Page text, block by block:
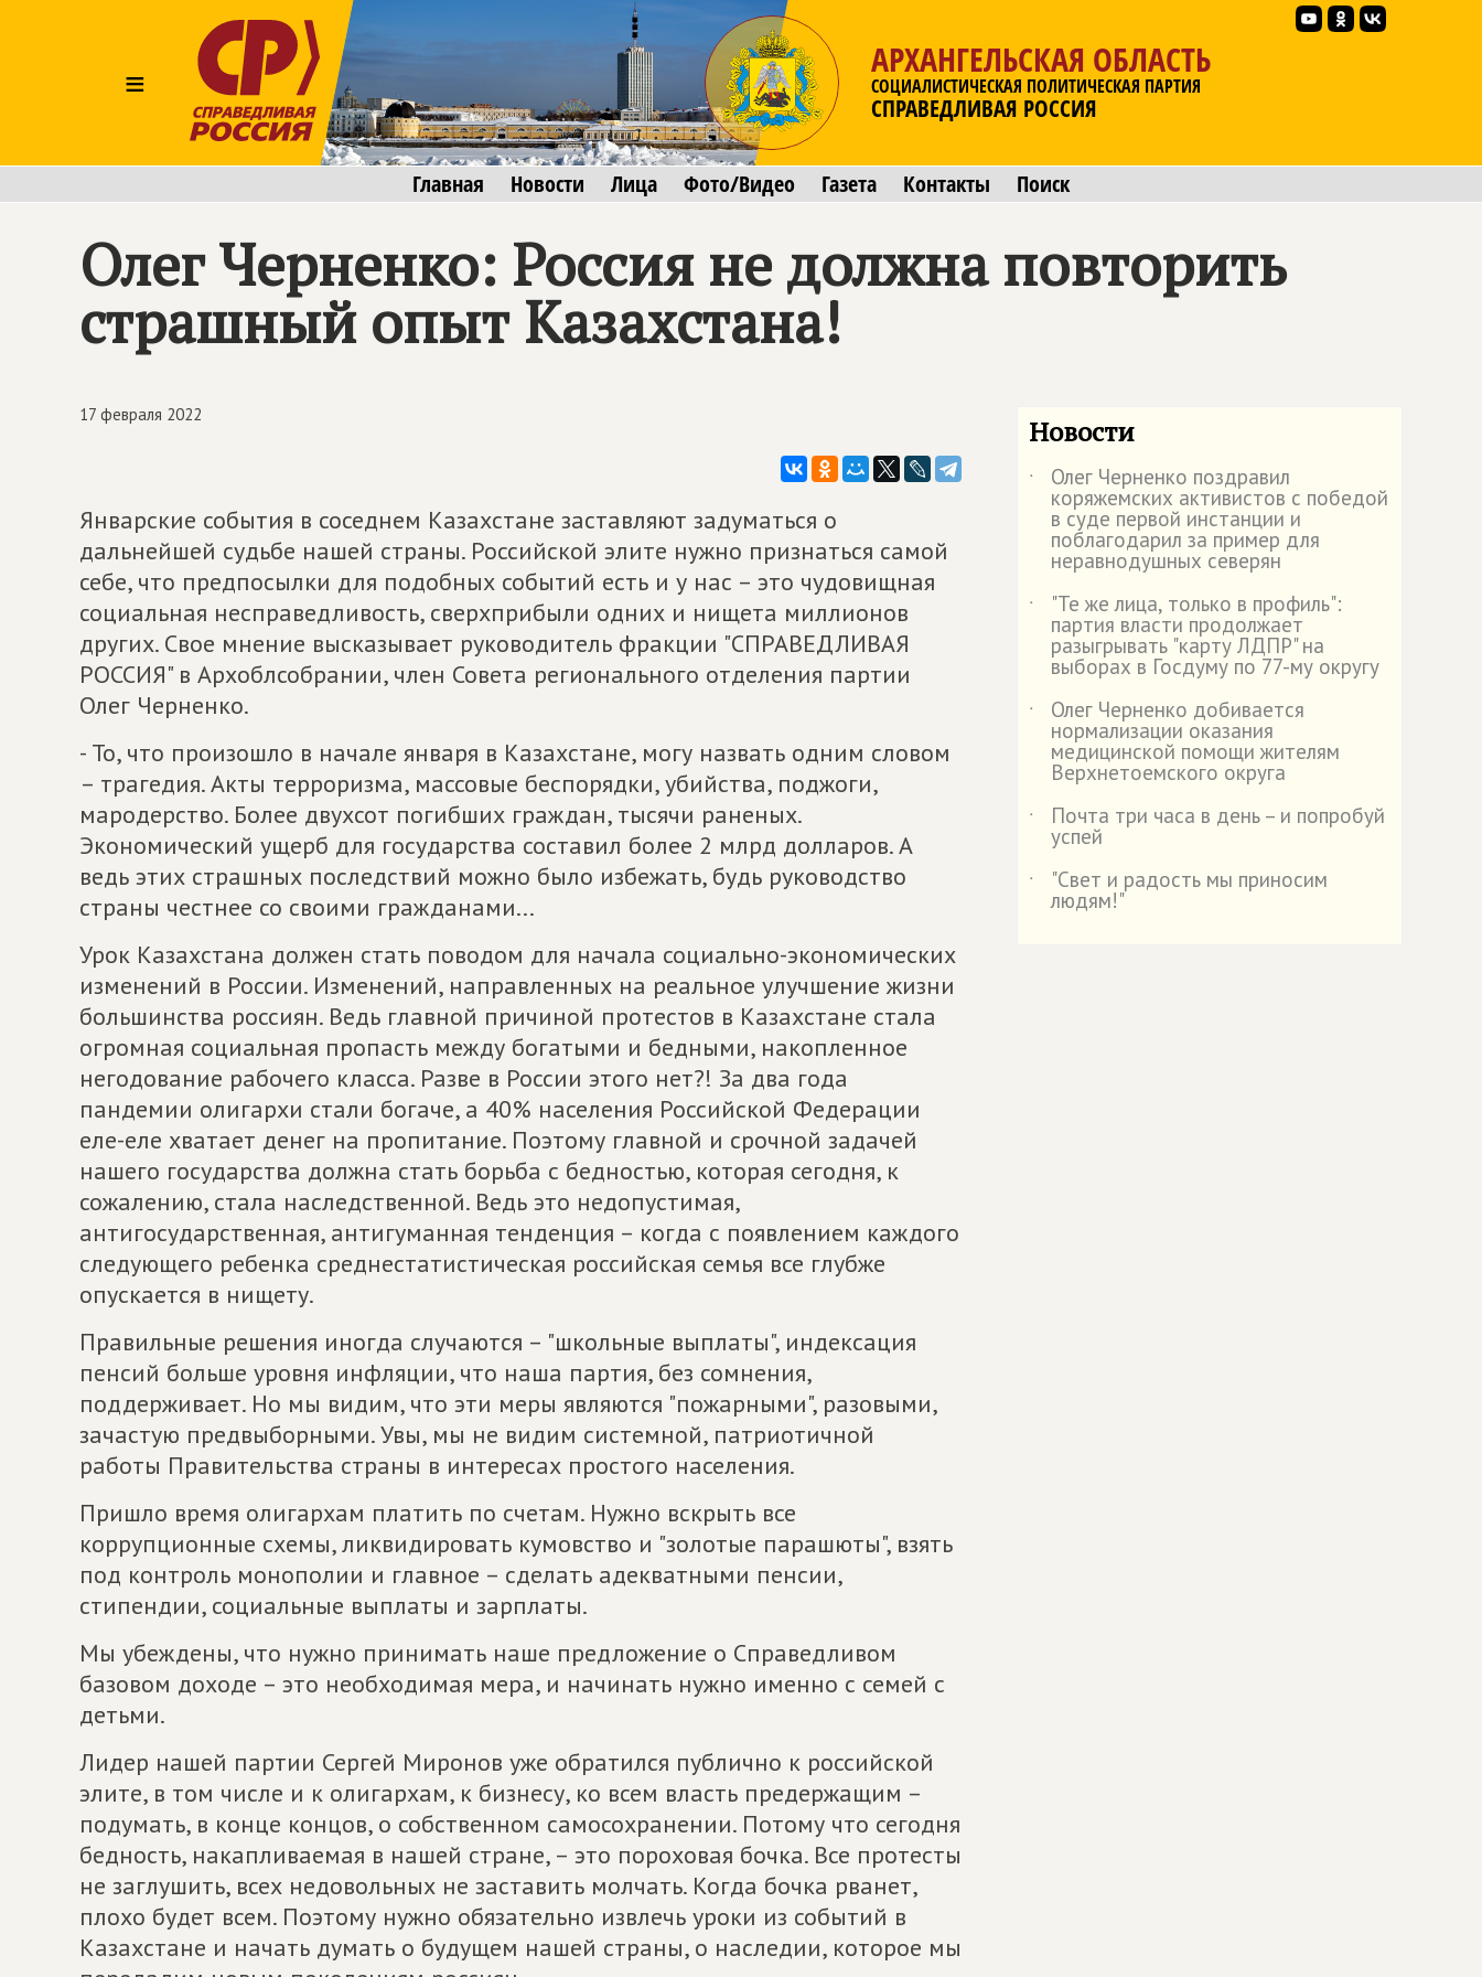
≡
АРХАНГЕЛЬСКАЯ ОБЛАСТЬ
СОЦИАЛИСТИЧЕСКАЯ ПОЛИТИЧЕСКАЯ ПАРТИЯ
СПРАВЕДЛИВАЯ РОССИЯ
Главная Новости Лица Фото/Видео Газета Контакты Поиск
Олег Черненко: Россия не должна повторить
страшный опыт Казахстана!
17 февраля 2022
Январские события в соседнем Казахстане заставляют задуматься о
дальнейшей судьбе нашей страны. Российской элите нужно признаться самой
себе, что предпосылки для подобных событий есть и у нас – это чудовищная
социальная несправедливость, сверхприбыли одних и нищета миллионов
других. Свое мнение высказывает руководитель фракции "СПРАВЕДЛИВАЯ
РОССИЯ" в Архоблсобрании, член Совета регионального отделения партии
Олег Черненко.
- То, что произошло в начале января в Казахстане, могу назвать одним словом
– трагедия. Акты терроризма, массовые беспорядки, убийства, поджоги,
мародерство. Более двухсот погибших граждан, тысячи раненых.
Экономический ущерб для государства составил более 2 млрд долларов. А
ведь этих страшных последствий можно было избежать, будь руководство
страны честнее со своими гражданами...
Урок Казахстана должен стать поводом для начала социально-экономических
изменений в России. Изменений, направленных на реальное улучшение жизни
большинства россиян. Ведь главной причиной протестов в Казахстане стала
огромная социальная пропасть между богатыми и бедными, накопленное
негодование рабочего класса. Разве в России этого нет?! За два года
пандемии олигархи стали богаче, а 40% населения Российской Федерации
еле-еле хватает денег на пропитание. Поэтому главной и срочной задачей
нашего государства должна стать борьба с бедностью, которая сегодня, к
сожалению, стала наследственной. Ведь это недопустимая,
антигосударственная, антигуманная тенденция – когда с появлением каждого
следующего ребенка среднестатистическая российская семья все глубже
опускается в нищету.
Правильные решения иногда случаются – "школьные выплаты", индексация
пенсий больше уровня инфляции, что наша партия, без сомнения,
поддерживает. Но мы видим, что эти меры являются "пожарными", разовыми,
зачастую предвыборными. Увы, мы не видим системной, патриотичной
работы Правительства страны в интересах простого населения.
Пришло время олигархам платить по счетам. Нужно вскрыть все
коррупционные схемы, ликвидировать кумовство и "золотые парашюты", взять
под контроль монополии и главное – сделать адекватными пенсии,
стипендии, социальные выплаты и зарплаты.
Мы убеждены, что нужно принимать наше предложение о Справедливом
базовом доходе – это необходимая мера, и начинать нужно именно с семей с
детьми.
Лидер нашей партии Сергей Миронов уже обратился публично к российской
элите, в том числе и к олигархам, к бизнесу, ко всем власть предержащим –
подумать, в конце концов, о собственном самосохранении. Потому что сегодня
бедность, накапливаемая в нашей стране, – это пороховая бочка. Все протесты
не заглушить, всех недовольных не заставить молчать. Когда бочка рванет,
плохо будет всем. Поэтому нужно обязательно извлечь уроки из событий в
Казахстане и начать думать о будущем нашей страны, о наследии, которое мы
Новости
˙ Олег Черненко поздравил
коряжемских активистов с победой
в суде первой инстанции и
поблагодарил за пример для
неравнодушных северян
˙
"Те же лица, только в профиль":
партия власти продолжает
разыгрывать "карту ЛДПР" на
выборах в Госдуму по 77-му округу
˙
Олег Черненко добивается
нормализации оказания
медицинской помощи жителям
Верхнетоемского округа
˙
Почта три часа в день – и попробуй
успей
˙
"Свет и радость мы приносим
людям!"